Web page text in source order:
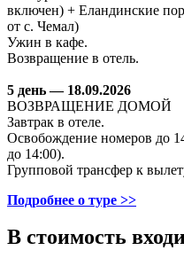
включен) + Еландинские
от с. Чемал)
Ужин в кафе.
Возвращение в отель.
5 день — 18.09.2026
ВОЗВРАЩЕНИЕ ДОМОЙ
Завтрак в отеле.
Освобождение номеров до
до 14:00).
Групповой трансфер к
Подробнее о туре >>
В стоимость